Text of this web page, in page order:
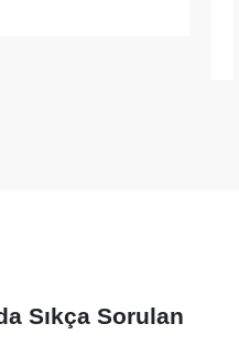
Sıkça Sorulan